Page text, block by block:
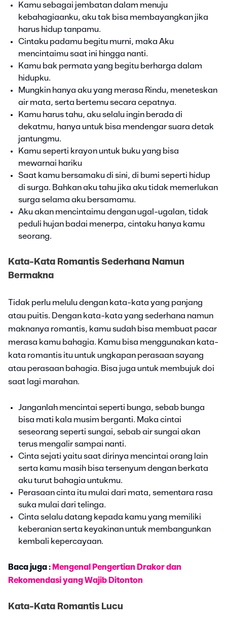
Kamu sebagai jembatan dalam menuju
kebahagiaanku, aku tak bisa membayangkan jika
harus hidup tanpamu.
Cintaku padamu begitu murni, maka Aku
mencintaimu saat ini hingga nanti.
Kamu bak permata yang begitu berharga dalam
hidupku.
Mungkin hanya aku yang merasa Rindu, meneteskan
air mata, serta bertemu secara cepatnya.
Kamu harus tahu, aku selalu ingin berada di
dekatmu, hanya untuk bisa mendengar suara detak
jantungmu.
Kamu seperti krayon untuk buku yang bisa
mewarnai hariku
Saat kamu bersamaku di sini, di bumi seperti hidup
di surga. Bahkan aku tahu jika aku tidak memerlukan
surga selama aku bersamamu.
Aku akan mencintaimu dengan ugal-ugalan, tidak
peduli hujan badai menerpa, cintaku hanya kamu
seorang.
Kata-Kata Romantis Sederhana Namun
Bermakna
Tidak perlu melulu dengan kata-kata yang panjang
atau puitis. Dengan kata-kata yang sederhana namun
maknanya romantis, kamu sudah bisa membuat pacar
merasa kamu bahagia. Kamu bisa menggunakan kata-
kata romantis itu untuk ungkapan perasaan sayang
atau perasaan bahagia. Bisa juga untuk membujuk doi
saat lagi marahan.
Janganlah mencintai seperti bunga, sebab bunga
bisa mati kala musim berganti. Maka cintai
seseorang seperti sungai, sebab air sungai akan
terus mengalir sampai nanti.
Cinta sejati yaitu saat dirinya mencintai orang lain
serta kamu masih bisa tersenyum dengan berkata
aku turut bahagia untukmu.
Perasaan cinta itu mulai dari mata, sementara rasa
suka mulai dari telinga.
Cinta selalu datang kepada kamu yang memiliki
keberanian serta keyakinan untuk membangunkan
kembali kepercayaan.
Baca juga : Mengenal Pengertian Drakor dan
Rekomendasi yang Wajib Ditonton
Kata-Kata Romantis Lucu